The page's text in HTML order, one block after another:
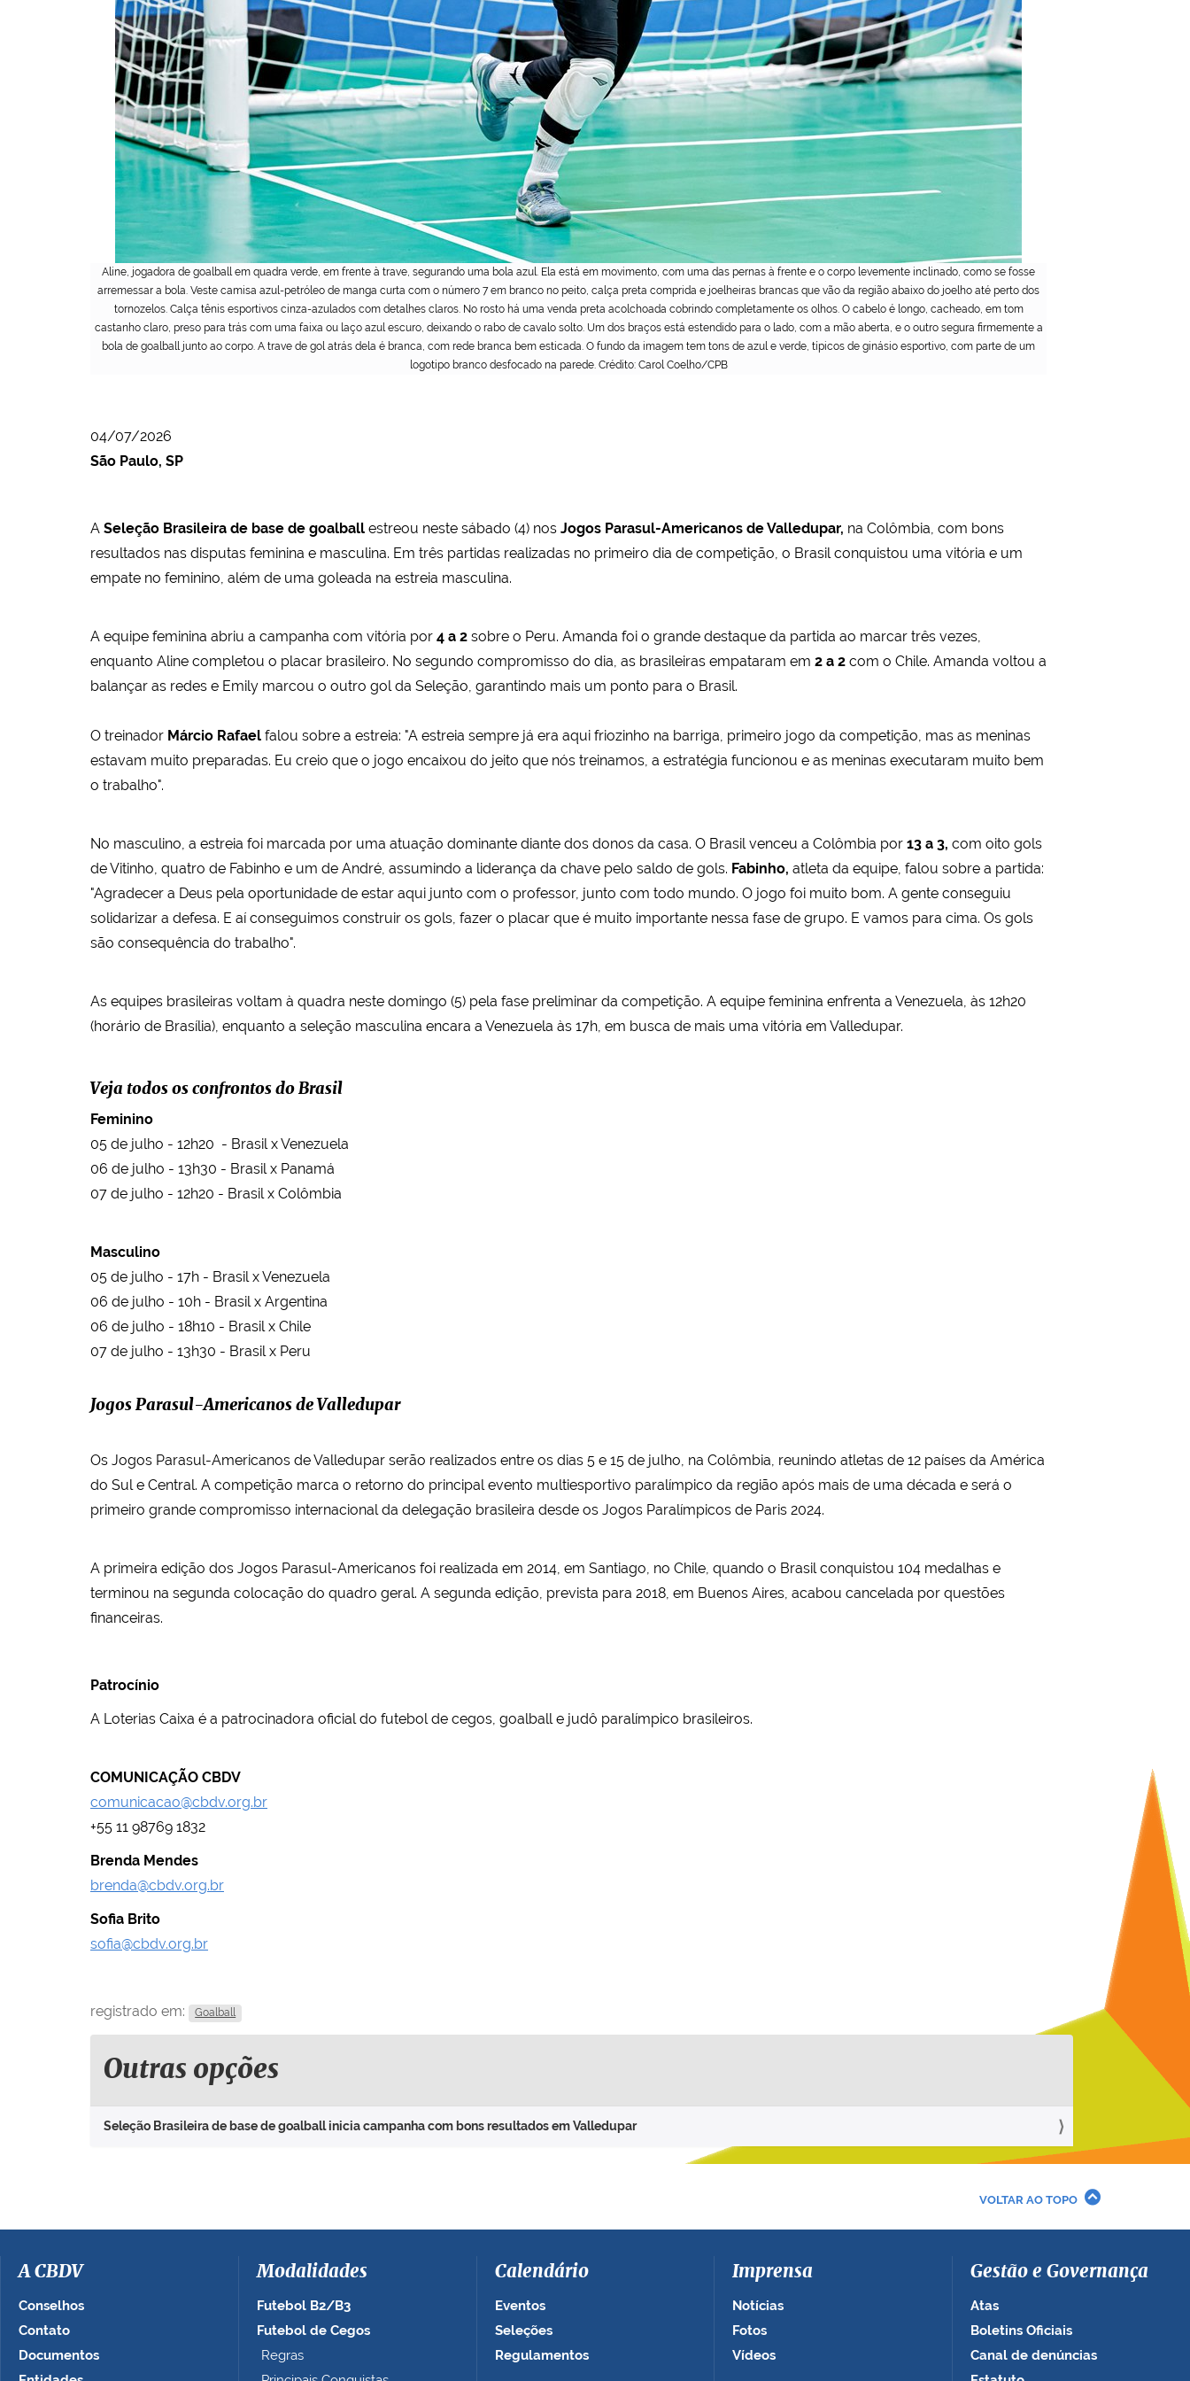
Aline, jogadora de goalball em quadra verde, em frente à trave, segurando uma bola azul. Ela está em movimento, com uma das pernas à frente e o corpo levemente inclinado, como se fosse
arremessar a bola. Veste camisa azul-petróleo de manga curta com o número 7 em branco no peito, calça preta comprida e joelheiras brancas que vão da região abaixo do joelho até perto dos
tornozelos. Calça tênis esportivos cinza-azulados com detalhes claros. No rosto há uma venda preta acolchoada cobrindo completamente os olhos. O cabelo é longo, cacheado, em tom
castanho claro, preso para trás com uma faixa ou laço azul escuro, deixando o rabo de cavalo solto. Um dos braços está estendido para o lado, com a mão aberta, e o outro segura firmemente a
bola de goalball junto ao corpo. A trave de gol atrás dela é branca, com rede branca bem esticada. O fundo da imagem tem tons de azul e verde, típicos de ginásio esportivo, com parte de um
logotipo branco desfocado na parede. Crédito: Carol Coelho/CPB
04/07/2026
São Paulo, SP
A Seleção Brasileira de base de goalball estreou neste sábado (4) nos Jogos Parasul-Americanos de Valledupar, na Colômbia, com bons
resultados nas disputas feminina e masculina. Em três partidas realizadas no primeiro dia de competição, o Brasil conquistou uma vitória e um
empate no feminino, além de uma goleada na estreia masculina.
A equipe feminina abriu a campanha com vitória por 4 a 2 sobre o Peru. Amanda foi o grande destaque da partida ao marcar três vezes,
enquanto Aline completou o placar brasileiro. No segundo compromisso do dia, as brasileiras empataram em 2 a 2 com o Chile. Amanda voltou a
balançar as redes e Emily marcou o outro gol da Seleção, garantindo mais um ponto para o Brasil.
O treinador Márcio Rafael falou sobre a estreia: "A estreia sempre já era aqui friozinho na barriga, primeiro jogo da competição, mas as meninas
estavam muito preparadas. Eu creio que o jogo encaixou do jeito que nós treinamos, a estratégia funcionou e as meninas executaram muito bem
o trabalho".
No masculino, a estreia foi marcada por uma atuação dominante diante dos donos da casa. O Brasil venceu a Colômbia por 13 a 3, com oito gols
de Vitinho, quatro de Fabinho e um de André, assumindo a liderança da chave pelo saldo de gols. Fabinho, atleta da equipe, falou sobre a partida:
"Agradecer a Deus pela oportunidade de estar aqui junto com o professor, junto com todo mundo. O jogo foi muito bom. A gente conseguiu
solidarizar a defesa. E aí conseguimos construir os gols, fazer o placar que é muito importante nessa fase de grupo. E vamos para cima. Os gols
são consequência do trabalho".
As equipes brasileiras voltam à quadra neste domingo (5) pela fase preliminar da competição. A equipe feminina enfrenta a Venezuela, às 12h20
(horário de Brasília), enquanto a seleção masculina encara a Venezuela às 17h, em busca de mais uma vitória em Valledupar.
Veja todos os confrontos do Brasil
Feminino
05 de julho - 12h20 - Brasil x Venezuela
06 de julho - 13h30 - Brasil x Panamá
07 de julho - 12h20 - Brasil x Colômbia
Masculino
05 de julho - 17h - Brasil x Venezuela
06 de julho - 10h - Brasil x Argentina
06 de julho - 18h10 - Brasil x Chile
07 de julho - 13h30 - Brasil x Peru
Jogos Parasul-Americanos de Valledupar
Os Jogos Parasul-Americanos de Valledupar serão realizados entre os dias 5 e 15 de julho, na Colômbia, reunindo atletas de 12 países da América
do Sul e Central. A competição marca o retorno do principal evento multiesportivo paralímpico da região após mais de uma década e será o
primeiro grande compromisso internacional da delegação brasileira desde os Jogos Paralímpicos de Paris 2024.
A primeira edição dos Jogos Parasul-Americanos foi realizada em 2014, em Santiago, no Chile, quando o Brasil conquistou 104 medalhas e
terminou na segunda colocação do quadro geral. A segunda edição, prevista para 2018, em Buenos Aires, acabou cancelada por questões
financeiras.
Patrocínio
A Loterias Caixa é a patrocinadora oficial do futebol de cegos, goalball e judô paralímpico brasileiros.
COMUNICAÇÃO CBDV
comunicacao@cbdv.org.br
+55 11 98769 1832
Brenda Mendes
brenda@cbdv.org.br
Sofia Brito
sofia@cbdv.org.br
registrado em: Goalball
Outras opções
Seleção Brasileira de base de goalball inicia campanha com bons resultados em Valledupar
VOLTAR AO TOPO
A CBDV
Conselhos
Contato
Documentos
Modalidades
Futebol B2/B3
Futebol de Cegos
Regras
Calendário
Eventos
Seleções
Regulamentos
Imprensa
Notícias
Fotos
Vídeos
Gestão e Governança
Atas
Boletins Oficiais
Canal de denúncias